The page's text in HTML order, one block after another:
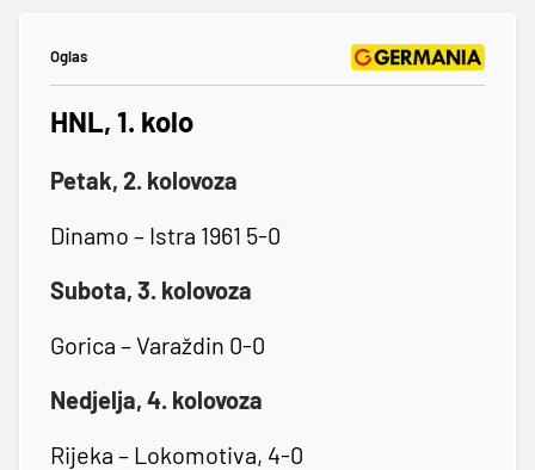
Oglas
HNL, 1. kolo
Petak, 2. kolovoza
Dinamo – Istra 1961 5-0
Subota, 3. kolovoza
Gorica – Varaždin 0-0
Nedjelja, 4. kolovoza
Rijeka – Lokomotiva, 4-0